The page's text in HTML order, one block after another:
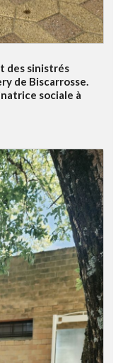
des sinistrés
de Biscarrosse.
sociale à